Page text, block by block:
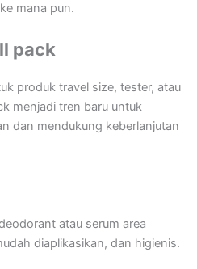
mana pun.
pack
produk travel size, tester, atau
menjadi tren baru untuk
dan mendukung keberlanjutan
atau serum area
diaplikasikan, dan higienis.